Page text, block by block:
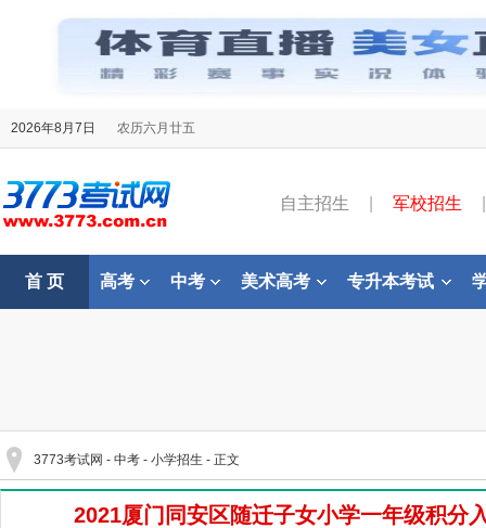
2026年8月7日 农历六月廿五
自主招生 军校招生
首 页 高考 中考 美术高考 专升本考试
3773考试网 - 中考 - 小学招生 - 正文
2021厦门同安区随迁子女小学一年级积分